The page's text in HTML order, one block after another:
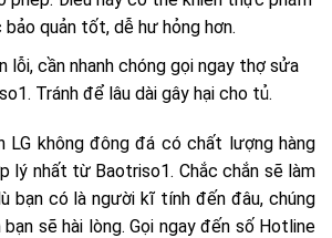
quản tốt, dễ hư hỏng hơn.
lỗi, cần nhanh chóng gọi ngay thợ sửa
Tránh để lâu dài gây hại cho tủ.
LG không đông đá có chất lượng hàng
lý nhất từ Baotriso1. Chắc chắn sẽ làm
bạn có là người kĩ tính đến đâu, chúng
sẽ hài lòng. Gọi ngay đến số Hotline